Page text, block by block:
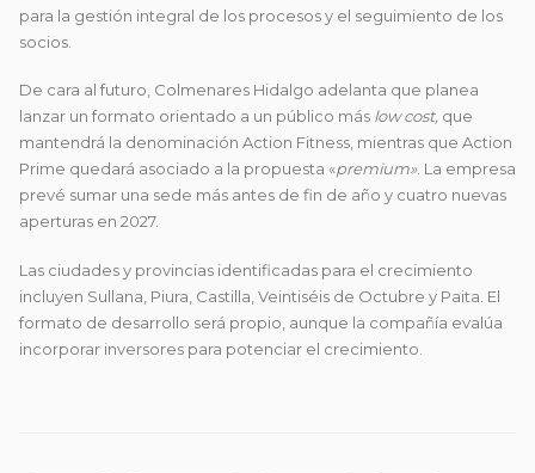
para la gestión integral de los procesos y el seguimiento de los
socios.
De cara al futuro, Colmenares Hidalgo adelanta que planea
lanzar un formato orientado a un público más low cost, que
mantendrá la denominación Action Fitness, mientras que Action
Prime quedará asociado a la propuesta «premium». La empresa
prevé sumar una sede más antes de fin de año y cuatro nuevas
aperturas en 2027.
Las ciudades y provincias identificadas para el crecimiento
incluyen Sullana, Piura, Castilla, Veintiséis de Octubre y Paita. El
formato de desarrollo será propio, aunque la compañía evalúa
incorporar inversores para potenciar el crecimiento.